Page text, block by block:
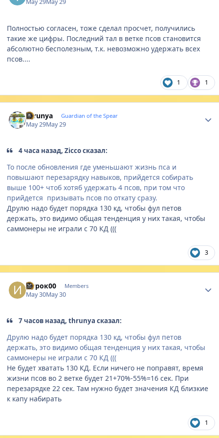
Полностью согласен, тоже сделал просчет, получились
такие же цифры. Последний тал в ветке псов становится
абсолютно бесполезным, т.к. невозможно удержать всех
псов....
1 1
thrunya Guardian of the Spear
May 29May 29
4 часа назад, Zicco сказал:
То после обновления где уменьшают жизнь пса и
повышают перезарядку навыков, прийдется собирать
выше 100+ чтоб хотяб удержать 4 псов, при том что
прийдется призывать псов по откату сразу.
Друлю надо будет порядка 130 кд, чтобы фул петов
держать, это видимо общая тенденция у них такая, чтобы
саммонеры не играли с 70 КД (((
3
Игрок00 Members
May 30May 30
7 часов назад, thrunya сказал:
Друлю надо будет порядка 130 кд, чтобы фул петов
держать, это видимо общая тенденция у них такая, чтобы
саммонеры не играли с 70 КД (((
Не будет хватать 130 КД. Если ничего не поправят, время
жизни псов во 2 ветке будет 21+70%-55%=16 сек. При
перезарядке 22 сек. Там нужно будет значения КД близкие
к капу набирать
1